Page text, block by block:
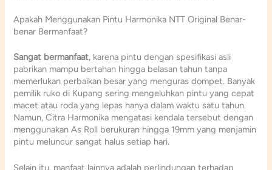
Apakah Menggunakan Pintu Harmonika NTT Original Benar-
benar Bermanfaat?
Sangat bermanfaat, karena pintu dengan spesifikasi asli
pabrikan mampu bertahan hingga belasan tahun tanpa
memerlukan perbaikan besar yang menguras dompet. Banyak
pemilik ruko di Kupang sering mengeluhkan pintu yang cepat
macet atau roda yang lepas hanya dalam waktu satu tahun.
Namun, Citra Harmonika mengatasi kendala tersebut dengan
menggunakan As Roll berukuran hingga 19mm yang menjamin
pintu meluncur sangat halus setiap hari.